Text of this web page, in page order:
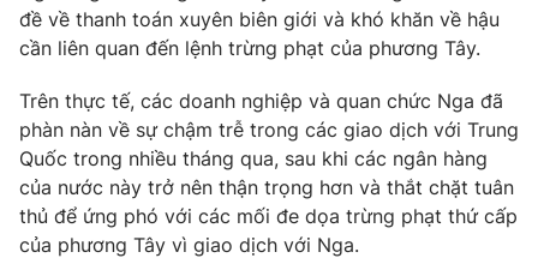
Góc doanh nghiệp
Truyền hình
Phim VTV
Hậu trường
Nhân vật
Khán giả
Giải sao mai
Điện ảnh
Âm nhạc
Sao
Đời sống
Du lịch
Làm đẹp
Giáo dục
đề về thanh toán xuyên biên giới và khó khăn về hậu
cần liên quan đến lệnh trừng phạt của phương Tây.
Trên thực tế, các doanh nghiệp và quan chức Nga đã
phàn nàn về sự chậm trễ trong các giao dịch với Trung
Quốc trong nhiều tháng qua, sau khi các ngân hàng
của nước này trở nên thận trọng hơn và thắt chặt tuân
thủ để ứng phó với các mối đe dọa trừng phạt thứ cấp
của phương Tây vì giao dịch với Nga.